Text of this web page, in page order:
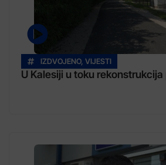
IZDVOJENO, VIJESTI
U Kalesiji u toku rekonstrukcija